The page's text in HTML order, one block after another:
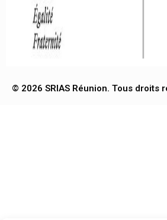
© 2026 SRIAS Réunion. Tous droits